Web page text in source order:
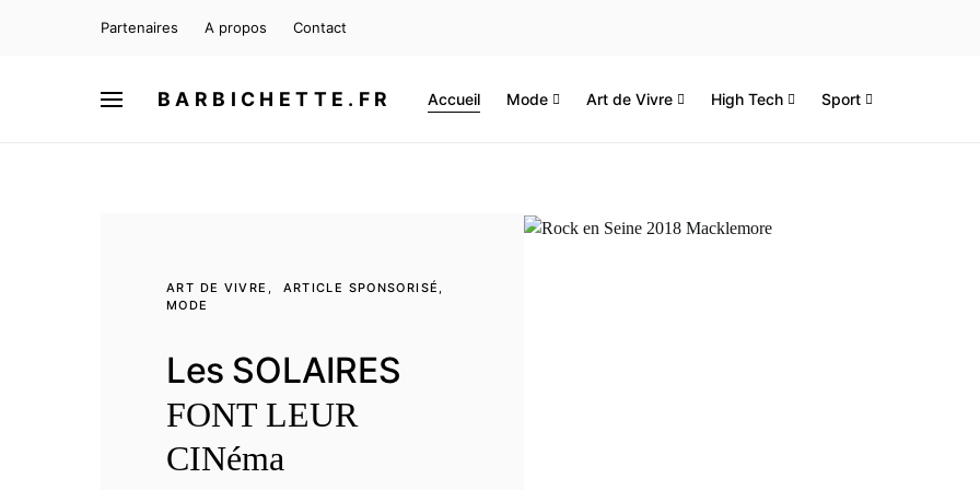
Partenaires A propos Contact
BARBICHETTE.FR Accueil Mode Art de Vivre High Tech Sport
ART DE VIVRE
ARTICLE SPONSORISÉ
MODE
Les SOLAIRES
FONT LEUR
CINéma